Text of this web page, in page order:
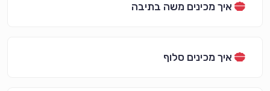
איך מכינים משה בתיבה
איך מכינים סלוף